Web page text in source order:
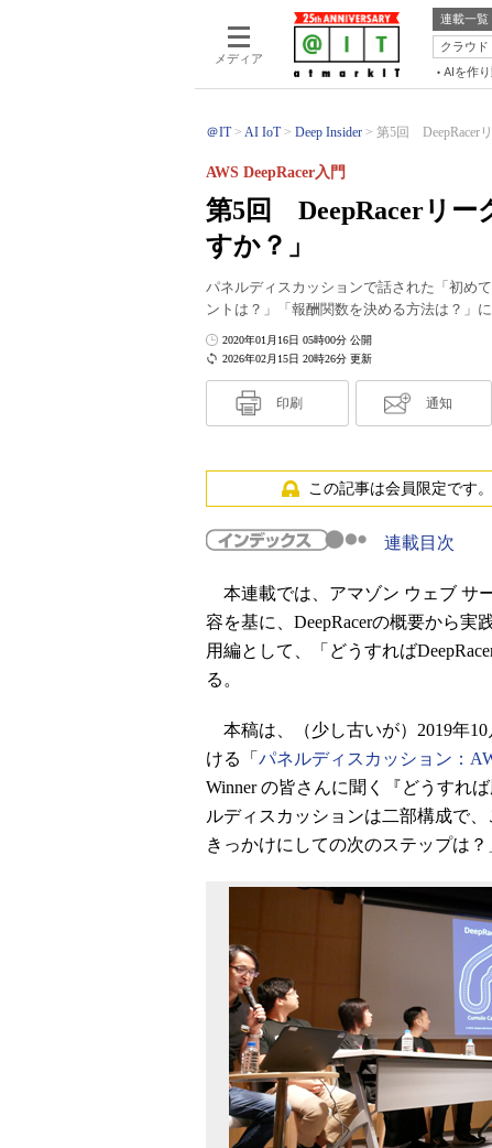
メディア
連載一覧
クラウド
AIを作
＠IT AI IoT Deep Insider 第5回 DeepRacer
第5回 DeepRacerリー
すか？」
AWS DeepRacer入門
パネルディスカッションで話された「初め
ントは？」「報酬関数を決める方法は？」
2026年02月15日 20時26分 更新
2020年01月16日 05時00分 公開
印刷 通知
この記事は会員限定です。
連載目次
本連載では、アマゾン ウェブ サ
容を基に、DeepRacerの概要から
用編として、「どうすれば
る。
本稿は、（少し古いが）2019年10
ける「 パネルディスカッション：
Winner の皆さんに聞く『どうすれ
ルディスカッションは二部構成で
きっかけにしての次のステップは